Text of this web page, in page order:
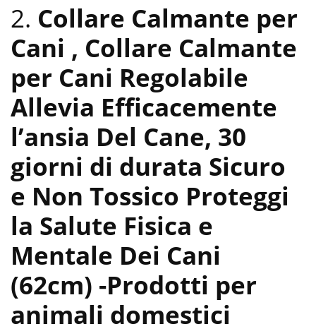
2. Collare Calmante per
Cani , Collare Calmante
per Cani Regolabile
Allevia Efficacemente
l’ansia Del Cane, 30
giorni di durata Sicuro
e Non Tossico Proteggi
la Salute Fisica e
Mentale Dei Cani
(62cm) -Prodotti per
animali domestici